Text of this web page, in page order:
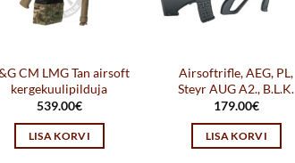
CM LMG Tan airsoft
kergekuulipilduja
539.00€
LISA KORVI
Airsoftrifle, AEG, PL,
Steyr AUG A2., B.L.K.
179.00€
LISA KORVI